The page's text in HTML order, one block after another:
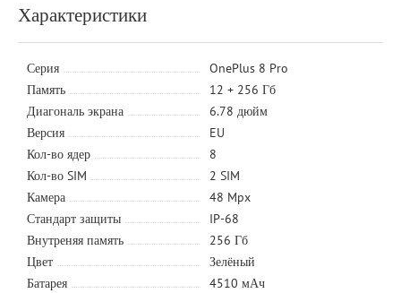
Характеристики
Серия
OnePlus 8 Pro
Память
12 + 256 Гб
Диагональ экрана
6.78 дюйм
Версия
EU
Кол-во ядер
8
Кол-во SIM
2 SIM
Камера
48 Mpx
Стандарт защиты
IP-68
Внутреняя память
256 Гб
Цвет
Зелёный
Батарея
4510 мАч